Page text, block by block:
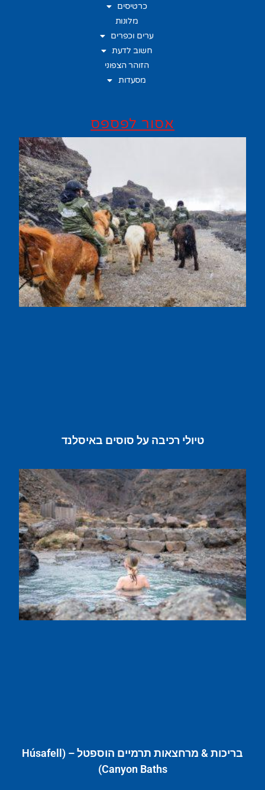
כרטיסים
מלונות
ערים וכפרים
חשוב לדעת
הזוהר הצפוני
מסעדות
אסור לפספס
טיולי רכיבה על סוסים באיסלנד
בריכות & מרחצאות תרמיים הוספטל – (Húsafell
Canyon Baths)